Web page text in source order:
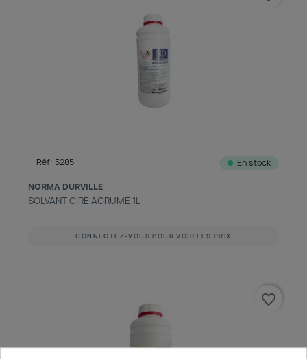
Réf: 5285 En stock
NORMA DURVILLE
SOLVANT CIRE AGRUME 1L
CONNECTEZ-VOUS POUR VOIR LES PRIX
favorite_border